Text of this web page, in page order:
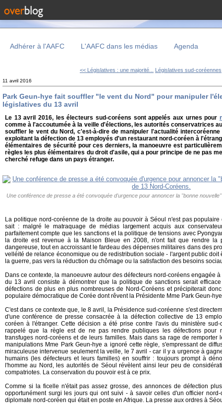
Adhérer à l'AAFC L'AAFC dans les médias Agenda
<< Législatives : une majorité... Législatives sud-
11 avril 2016
Park Geun-hye fait souffler "le vent du Nord" pour manipuler
législatives du 13 avril
Le 13 avril 2016, les électeurs sud-coréens sont appelés aux urnes pour
comme à l'accoutumée à la veille d'élections, les autorités conservatrices
souffler le vent du Nord, c'est-à-dire de manipuler l'actualité
exploitant la défection de 13 employés d'un restaurant nord-coréen à
élémentaires de sécurité pour ces derniers, la manoeuvre est
règles les plus élémentaires du droit d'asile, qui a pour principe de ne pas
cherché refuge dans un pays étranger.
Une conférence de presse a été convoquée d'urgence pour annoncer la "bonne
La politique nord-coréenne de la droite au pouvoir à Séoul n'est pas
sait : malgré le matraquage de médias largement acquis aux
parfaitement compte que les sanctions et la politique de tensions avec
la droite est revenue à la Maison Bleue en 2008, n'ont fait que rendre la
dangereuse, tout en accroissant le fardeau des dépenses militaires dans des
velléité de relance économique ou de redistribution sociale - l'argent public doit
la guerre, pas vers la réduction du chômage ou la satisfaction des besoins
Dans ce contexte, la manoeuvre autour des défecteurs nord-coréens engagée
du 13 avril consiste à démontrer que la politique de sanctions serait
défections de plus en plus nombreuses de Nord-Coréens et précipiterait
populaire démocratique de Corée dont rêvent la Présidente Mme Park Geun-
C'est dans ce contexte que, le 8 avril, la Présidence sud-coréenne s'est
d'une conférence de presse consacrée à la défection collective de 13
coréen à l'étranger. Cette décision a été prise contre l'avis du ministère
rappelé que la règle est de ne pas rendre publiques les défections pour
transfuges nord-coréens et de leurs familles. Mais dans sa rage de remporter
manipulations Mme Park Geun-hye a ignoré cette règle, s'empressant de
miraculeuse intervenue seulement la veille, le 7 avril - car il y a urgence à
humains (les défecteurs et leurs familles) en souffrir : toujours prompt à
l'homme au Nord, les autorités de Séoul révèlent ainsi leur peu de
compatriotes. La conservation du pouvoir est à ce prix.
Comme si la ficelle n'était pas assez grosse, des annonces de défection
opportunément surgi les jours qui ont suivi - à savoir celles d'un officier
diplomate nord-coréen qui était en poste en Afrique. La presse aux ordres à